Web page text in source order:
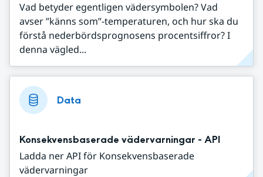
Vad betyder egentligen vädersymbolen? Vad
avser ”känns som”-temperaturen, och hur ska du
förstå nederbördsprognosens procentsiffror? I
denna vägled...
Data
Konsekvensbaserade vädervarningar - API
Ladda ner API för Konsekvensbaserade
vädervarningar